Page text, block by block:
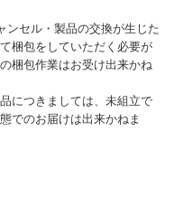
ンセル・製品の交換が生じた
梱包をしていただく必要が
梱包作業はお受け出来かね
につきましては、未組立で
でのお届けは出来かねま